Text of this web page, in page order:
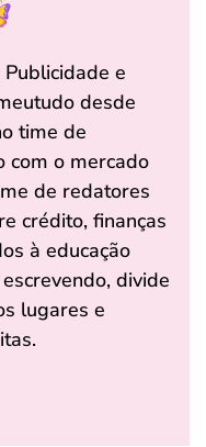
e
desde
time de
com o mercado
de redatores
crédito, finanças
à educação
divide
lugares e